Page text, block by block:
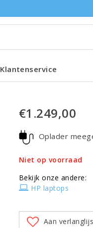
Klantenservice
€1.249,00
Oplader
Niet op voorraad
Bekijk onze andere:
HP laptops
Aan